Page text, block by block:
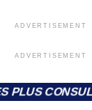
ADVERTISEMENT
ADVERTISEMENT
PLUS